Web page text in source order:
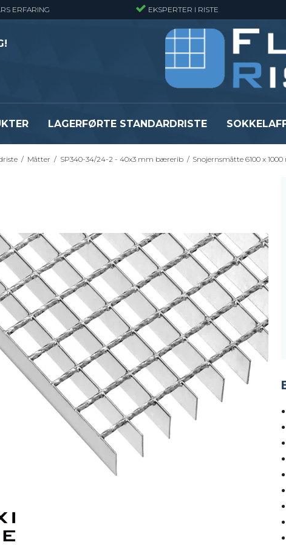
ERFARING EKSPERTER I RISTE
Presristetrin
Presristmåtter
Flexi Drain Sokkelaffugter
Flexi Aqua Sokkelaffugter
Flexi Level
Justerbare ben
BROXOCLIP
LAGERFØRTE STANDARDRISTE
/ Måtter / SP340-34/24-2 - 40x3 mm bærerib / Snojernsmåtte 6100 x